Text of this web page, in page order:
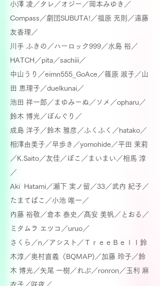
小澤 凌／タレ／ オジー／岡本みゆき／
Compass／劇団SUBUTA!／福原 充則／遠藤
友香理／
川手 ふきの／ハーロック999／水島 裕／
HATCH／pita／sachiii／
中山うり／eimn555_GoAce／篠原 淑子／山
田 恵理子／duelkunai／
池田 祥一郎／まゆみーぬ／ソメ／opharu／
鈴木 博光／ ぼんぐり／
成島 洋子／鈴木 雅彦／ふくふく／hatako／
相澤由美子／早歩き／yomohide／平田 茉莉
／K.Saito／友佳／ぽこ／ まいまい／相馬 淳
／
Aki Hatami／瀨下 実ノ留／33／武内 紀子／
たまてばこ／小池 唯一／
内藤 裕敬／倉本 泰史／髙安 美帆／とおる／
ミタムラ エツコ／uruo／
さくら／n／アシスト／ ＴｒｅｅＢｅｌｌ鈴
木淳／奥村直義（BQMAP)／加藤 玲子／鈴
木 博光／矢尾 一樹／れぶ／ronron／玉利 麻
衣子／ 咲夜／